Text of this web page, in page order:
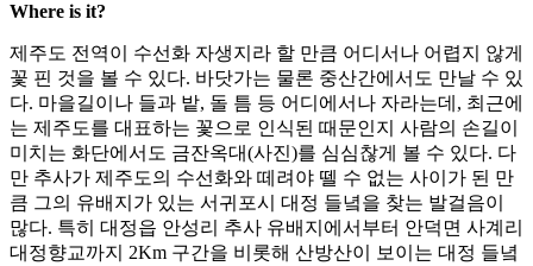
Where is it?
제주도 전역이 수선화 자생지라 할 만큼 어디서나 어렵지 않게
꽃 핀 것을 볼 수 있다. 바닷가는 물론 중산간에서도 만날 수 있
다. 마을길이나 들과 밭, 돌 틈 등 어디에서나 자라는데, 최근에
는 제주도를 대표하는 꽃으로 인식된 때문인지 사람의 손길이
미치는 화단에서도 금잔옥대(사진)를 심심찮게 볼 수 있다. 다
만 추사가 제주도의 수선화와 떼려야 뗄 수 없는 사이가 된 만
큼 그의 유배지가 있는 서귀포시 대정 들녘을 찾는 발걸음이
많다. 특히 대정읍 안성리 추사 유배지에서부터 안덕면 사계리
대정향교까지 2Km 구간을 비롯해 산방산이 보이는 대정 들녘